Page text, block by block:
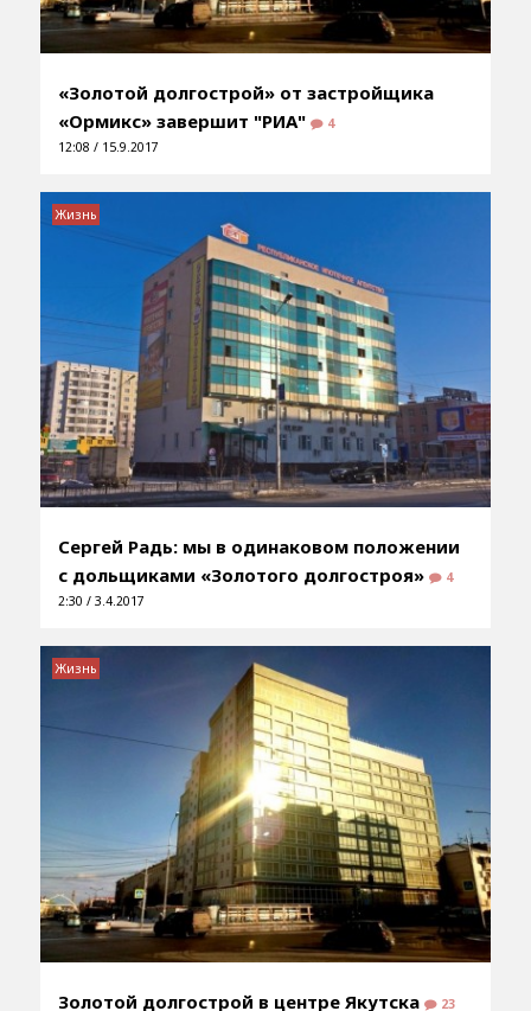
«Золотой долгострой» от застройщика
«Ормикс» завершит "РИА"
4
12:08 / 15.9.2017
Сергей Радь: мы в одинаковом положении
с дольщиками «Золотого долгостроя»
4
2:30 / 3.4.2017
Жизнь
Золотой долгострой в центре Якутска
23
Жизнь